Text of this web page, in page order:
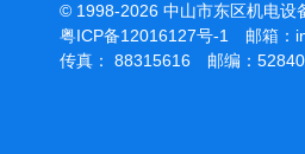
© 1998-2026 中山市东区机电设
粤ICP备12016127号-1 邮箱：
传真： 88315616 邮编：